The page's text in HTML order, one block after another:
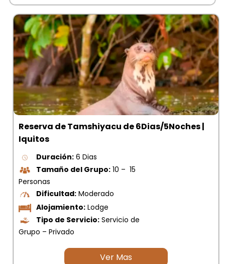
Reserva de Tamshiyacu de 6Dias/5Noches |
Iquitos
Duración: 6 Dias
Tamaño del Grupo: 10 – 15
Personas
Dificultad: Moderado
Alojamiento: Lodge
Tipo de Servicio: Servicio de
Grupo – Privado
Ver Mas